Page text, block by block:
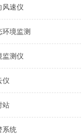
风速仪
环境监测
监测仪
仪
站
系统